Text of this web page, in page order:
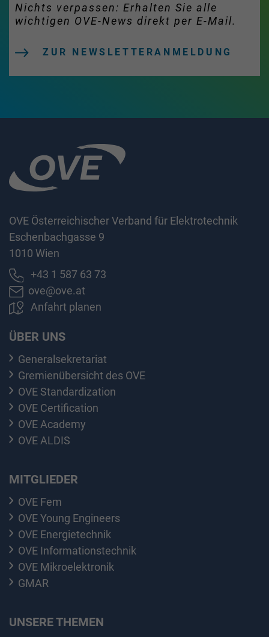
Nichts verpassen: Erhalten Sie alle
wichtigen OVE-News direkt per E-Mail.
ZUR NEWSLETTERANMELDUNG
OVE Österreichischer Verband für Elektrotechnik
Eschenbachgasse 9
1010 Wien
+43 1 587 63 73
ove@ove.at
Anfahrt planen
ÜBER UNS
Generalsekretariat
Gremienübersicht des OVE
OVE Standardization
OVE Certification
OVE Academy
OVE ALDIS
MITGLIEDER
OVE Fem
OVE Young Engineers
OVE Energietechnik
OVE Informationstechnik
OVE Mikroelektronik
GMAR
UNSERE THEMEN